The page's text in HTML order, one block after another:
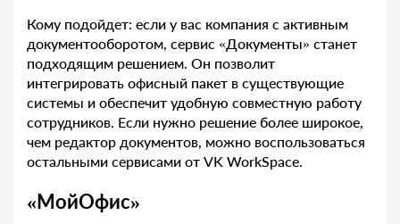
Кому подойдет: если у вас компания с активным
документооборотом, сервис «Документы» станет
подходящим решением. Он позволит
интегрировать офисный пакет в существующие
системы и обеспечит удобную совместную работу
сотрудников. Если нужно решение более широкое,
чем редактор документов, можно воспользоваться
остальными сервисами от VK WorkSpace.
«МойОфис»